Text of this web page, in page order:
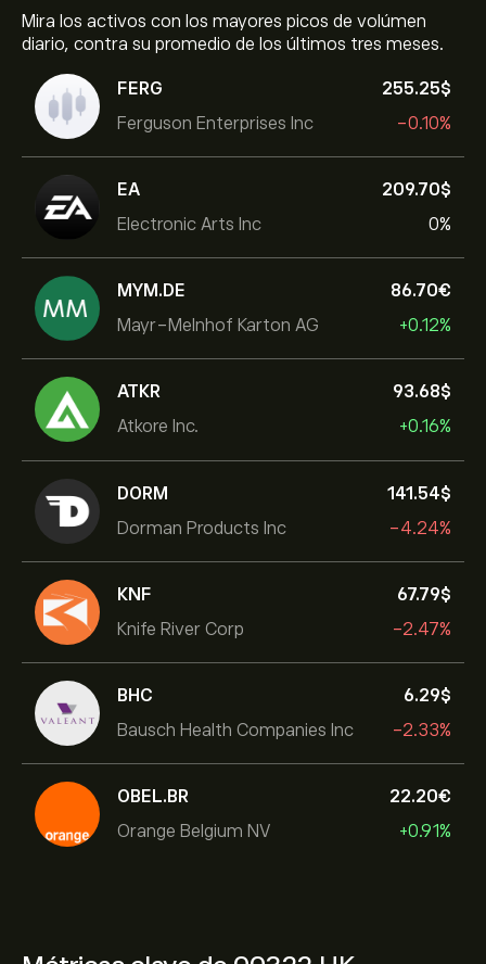
Mira los activos con los mayores picos de volúmen
diario, contra su promedio de los últimos tres meses.
FERG
Ferguson Enterprises Inc
255.25‎$‎
-0.10%
EA
Electronic Arts Inc
209.70‎$‎
0%
MYM.DE
Mayr-Melnhof Karton AG
86.70‎€‎
+0.12%
ATKR
Atkore Inc.
93.68‎$‎
+0.16%
DORM
Dorman Products Inc
141.54‎$‎
-4.24%
KNF
Knife River Corp
67.79‎$‎
-2.47%
BHC
Bausch Health Companies Inc
6.29‎$‎
-2.33%
OBEL.BR
Orange Belgium NV
22.20‎€‎
+0.91%